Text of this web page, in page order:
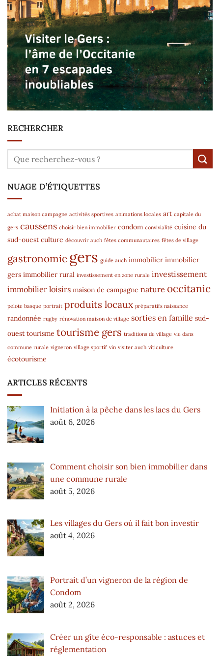
RECHERCHER
NUAGE D’ÉTIQUETTES
achat maison campagne activités sportives animations locales art capitale du
gers caussens choisir bien immobilier condom convivialité cuisine du
sud-ouest culture découvrir auch fêtes communautaires fêtes de village
gastronomiegers guide auch immobilier immobilier
gers immobilier rural investissement en zone rurale investissement
immobilier loisirs maison de campagne nature occitanie
pelote basque portrait produits locaux préparatifs naissance
randonnée rugby rénovation maison de village sorties en famille sud-
ouest tourisme tourisme gers traditions de village vie dans
commune rurale vigneron village sportif vin visiter auch viticulture
écotourisme
ARTICLES RÉCENTS
Initiation à la pêche dans les lacs du Gers
août 6, 2026
Comment choisir son bien immobilier dans
une commune rurale
août 5, 2026
Les villages du Gers où il fait bon investir
août 4, 2026
Portrait d’un vigneron de la région de
Condom
août 2, 2026
Créer un gîte éco-responsable : astuces et
réglementation